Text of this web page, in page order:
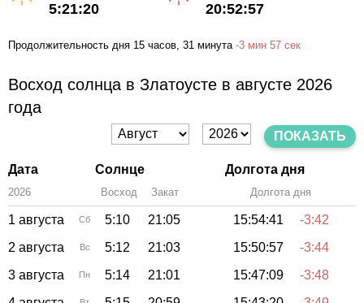
5:21:20 20:52:57
Продолжительность дня 15 часов, 31 минута-3 мин 57 сек
Восход солнца в Златоусте в августе 2026
года
ПОКАЗАТЬ
Дата Солнце Долгота дня
2026 Восход Закат Долгота дня
1 августа Сб 5:10 21:05 15:54:41
-3:42
2 августа
Вс 5:12 21:03 15:50:57
-3:44
3 августа
Пн 5:14 21:01 15:47:09
-3:48